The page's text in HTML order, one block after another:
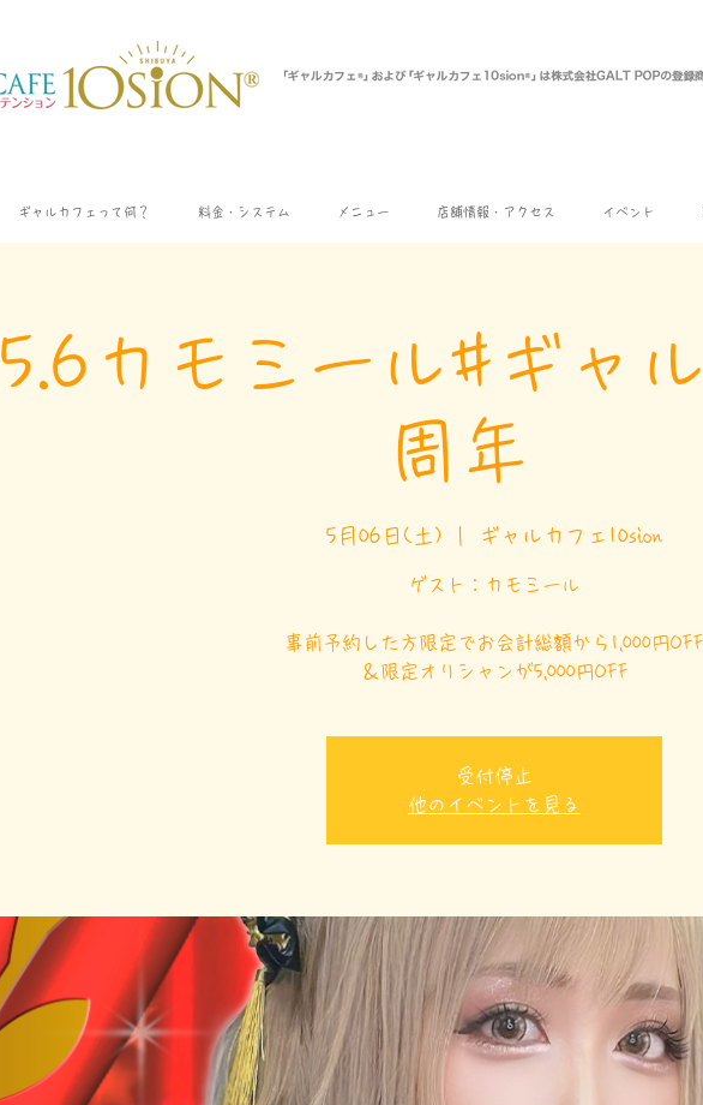
ギャルカフェって何？ 料金・システム メニュー 店舗情報・アクセス イベント
5.6カモミール#ギャ
周年
5月06日(土)
  |
ギャルカフェ10sion
ゲスト：カモミール
事前予約した方限定でお会計総額から1,000円OFF
＆限定オリシャンが5,000円OFF
受付停止
他のイベントを見る